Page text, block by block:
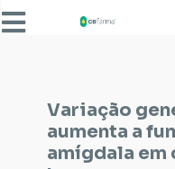
Variação
aumenta a
amígdala em